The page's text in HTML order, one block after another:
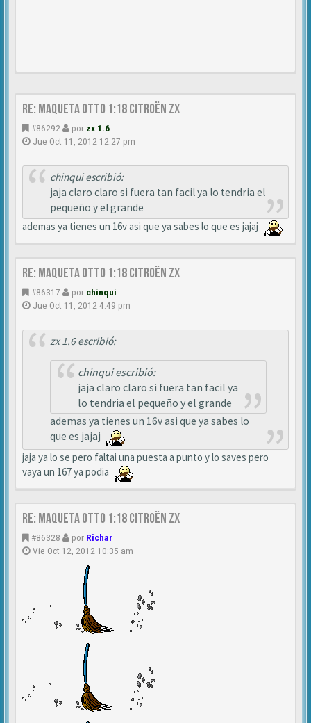
Re: MAQUETA OTTO 1:18 CITROËN ZX
#86292 por zx 1.6
Jue Oct 11, 2012 12:27 pm
chinqui escribió:
jaja claro claro si fuera tan facil ya lo tendria el
pequeño y el grande
ademas ya tienes un 16v asi que ya sabes lo que es jajaj
Re: MAQUETA OTTO 1:18 CITROËN ZX
#86317 por chinqui
Jue Oct 11, 2012 4:49 pm
zx 1.6 escribió:
chinqui escribió:
jaja claro claro si fuera tan facil ya
lo tendria el pequeño y el grande
ademas ya tienes un 16v asi que ya sabes lo
que es jajaj
jaja ya lo se pero faltai una puesta a punto y lo saves pero
vaya un 167 ya podia
Re: MAQUETA OTTO 1:18 CITROËN ZX
#86328 por Richar
Vie Oct 12, 2012 10:35 am